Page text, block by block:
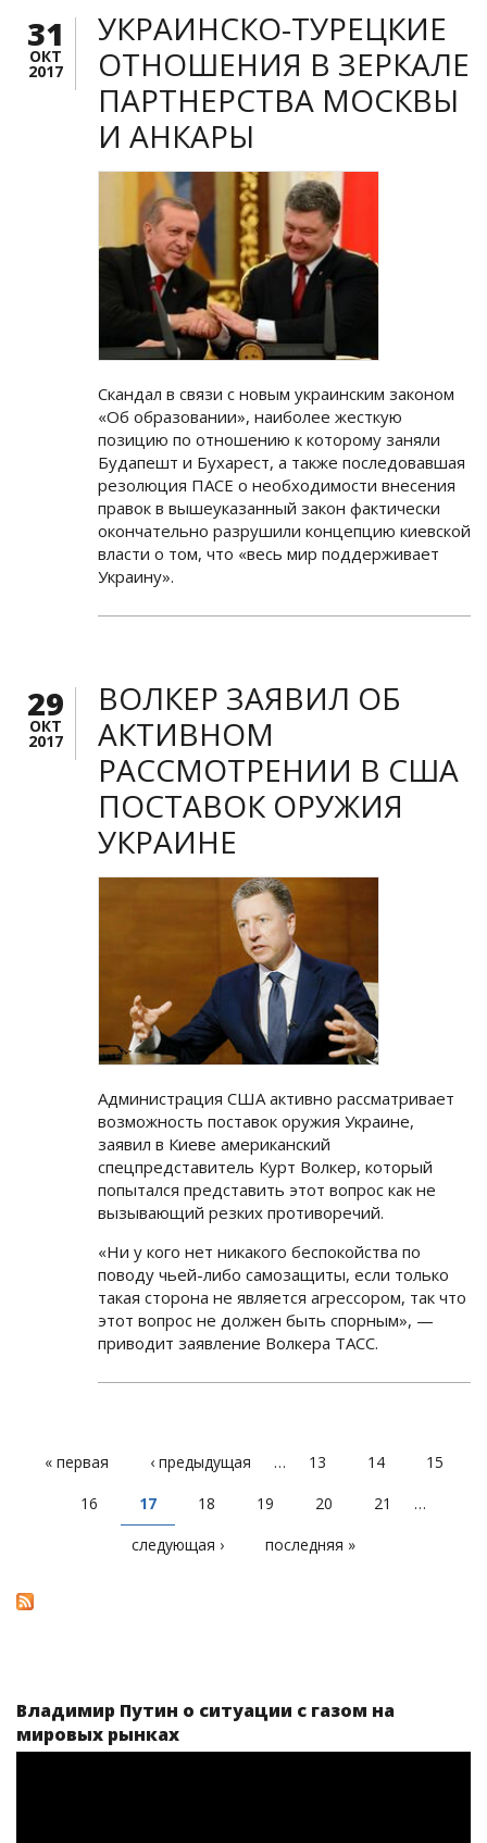
31
ОКТ
2017
УКРАИНСКО-ТУРЕЦКИЕ
ОТНОШЕНИЯ В ЗЕРКАЛЕ
ПАРТНЕРСТВА МОСКВЫ
И АНКАРЫ
Скандал в связи с новым украинским законом
«Об образовании», наиболее жесткую
позицию по отношению к которому заняли
Будапешт и Бухарест, а также последовавшая
резолюция ПАСЕ о необходимости внесения
правок в вышеуказанный закон фактически
окончательно разрушили концепцию киевской
власти о том, что «весь мир поддерживает
Украину».
29
ОКТ
2017
ВОЛКЕР ЗАЯВИЛ ОБ
АКТИВНОМ
РАССМОТРЕНИИ В США
ПОСТАВОК ОРУЖИЯ
УКРАИНЕ
Администрация США активно рассматривает
возможность поставок оружия Украине,
заявил в Киеве американский
спецпредставитель Курт Волкер, который
попытался представить этот вопрос как не
вызывающий резких противоречий.
«Ни у кого нет никакого беспокойства по
поводу чьей-либо самозащиты, если только
такая сторона не является агрессором, так что
этот вопрос не должен быть спорным», —
приводит заявление Волкера ТАСС.
СТРАНИЦЫ
« первая ‹ предыдущая … 13 14
15
16
17 18 19 20 21
…
следующая ›
последняя »
Владимир Путин о ситуации с газом на
мировых рынках